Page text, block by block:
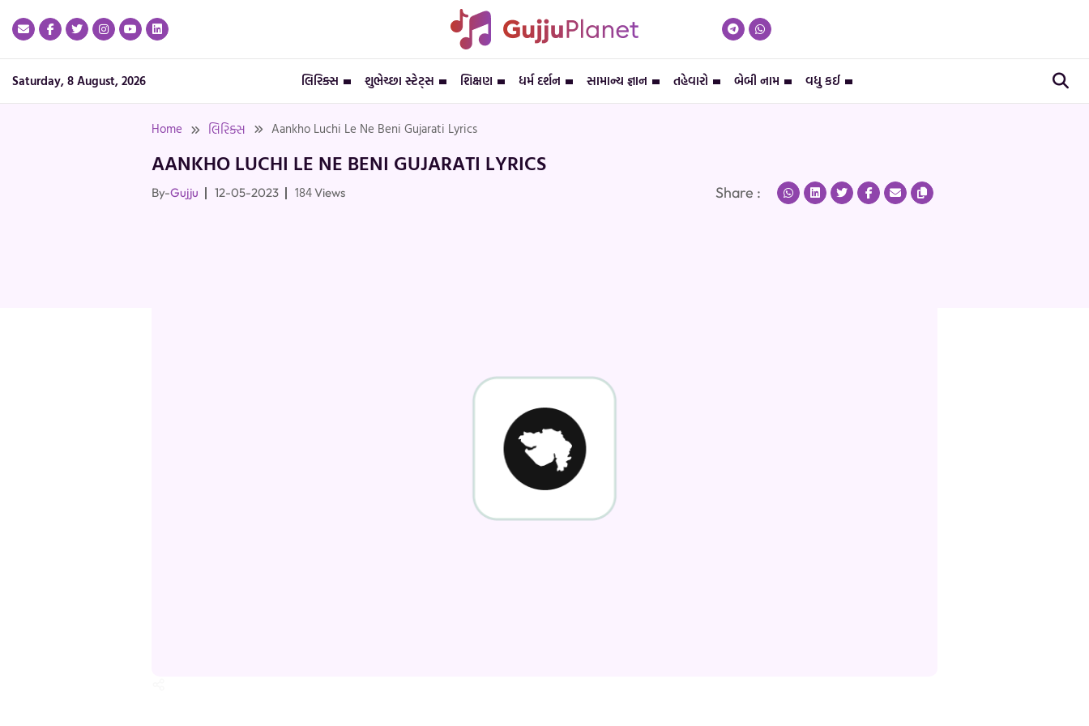
Saturday, 8 August, 2026 લિરિક્સ શુભેચ્છા સ્ટેટ્સ શિક્ષણ ધર્મ દર્શન સામાન્ય જ્ઞાન તહેવારો બેબી નામ વધુ કઈ
Home લિરિક્સ Aankho Luchi Le Ne Beni Gujarati Lyrics
AANKHO LUCHI LE NE BENI GUJARATI LYRICS
By-Gujju 12-05-2023 184Views Share :